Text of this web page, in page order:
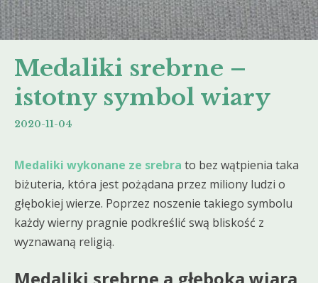
Medaliki srebrne –
istotny symbol wiary
2020-11-04
Medaliki wykonane ze srebra to bez wątpienia taka
biżuteria, która jest pożądana przez miliony ludzi o
głębokiej wierze. Poprzez noszenie takiego symbolu
każdy wierny pragnie podkreślić swą bliskość z
wyznawaną religią.